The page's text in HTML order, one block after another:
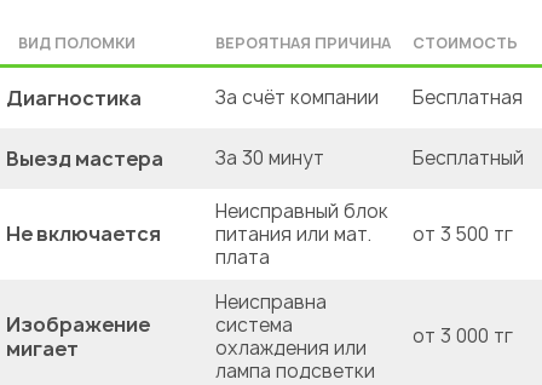
ВИД ПОЛОМКИ ВЕРОЯТНАЯ ПРИЧИНА СТОИМОСТЬ
Диагностика За счёт компании Бесплатная
Выезд мастера За 30 минут Бесплатный
Не включается
Неисправный блок
питания или мат.
плата
от 3 500 тг
Изображение
мигает
Неисправна
система
охлаждения или
лампа подсветки
от 3 000 тг